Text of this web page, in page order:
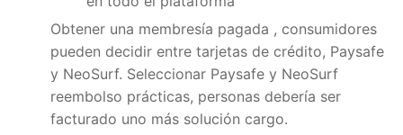
Obtener una membresía pagada , consumidores
pueden decidir entre tarjetas de crédito, Paysafe
y NeoSurf. Seleccionar Paysafe y NeoSurf
reembolso prácticas, personas debería ser
facturado uno más solución cargo.